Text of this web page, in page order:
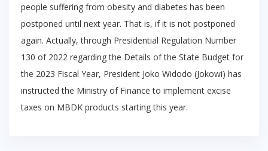
people suffering from obesity and diabetes has been
postponed until next year. That is, if it is not postponed
again. Actually, through Presidential Regulation Number
130 of 2022 regarding the Details of the State Budget for
the 2023 Fiscal Year, President Joko Widodo (Jokowi) has
instructed the Ministry of Finance to implement excise
taxes on MBDK products starting this year.